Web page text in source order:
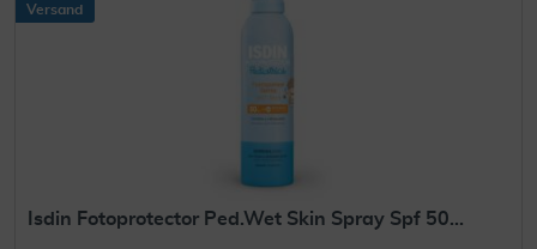
Versand
Isdin Fotoprotector Ped.Wet Skin Spray Spf 50...